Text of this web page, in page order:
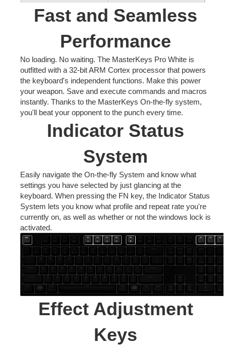
Fast and Seamless
Performance
No loading. No waiting. The MasterKeys Pro White is
outfitted with a 32-bit ARM Cortex processor that powers
the keyboard's independent functions. Make this power
your weapon. Save and execute commands and macros
instantly. Thanks to the MasterKeys On-the-fly system,
you'll beat your opponent to the punch every time.
Indicator Status
System
Easily navigate the On-the-fly System and know what
settings you have selected by just glancing at the
keyboard. When pressing the FN key, the Indicator Status
System lets you know what profile and repeat rate you're
currently on, as well as whether or not the windows lock is
activated.
Effect Adjustment
Keys